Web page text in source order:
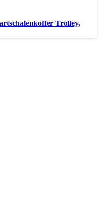
Trolley,